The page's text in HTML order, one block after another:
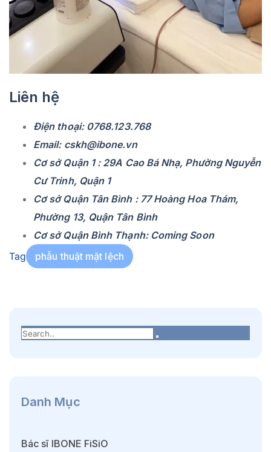
Liên hệ
Điện thoại: 0768.123.768
Email: cskh@ibone.vn
Cơ sở Quận 1 : 29A Cao Bá Nhạ, Phường Nguyễn
Cư Trinh, Quận 1
Cơ sở Quận Tân Bình : 77 Hoàng Hoa Thám,
Phường 13, Quận Tân Bình
Cơ sở Quận Bình Thạnh: Coming Soon
Tag
phẫu thuật mặt lệch
Danh Mục
Bác sĩ IBONE FiSiO